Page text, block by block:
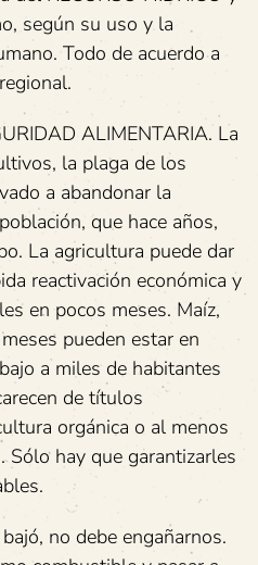
según su uso y la
Todo de acuerdo a
ALIMENTARIA. La
la plaga de los
a abandonar la
que hace años,
La agricultura puede dar
reactivación económica y
en pocos meses. Maíz,
pueden estar en
a miles de habitantes
de títulos
orgánica o al menos
Sólo hay que garantizarles
no debe engañarnos.